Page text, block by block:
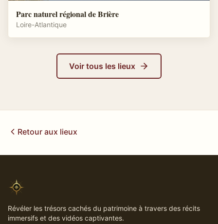
Parc naturel régional de Brière
Loire-Atlantique
Voir tous les lieux
Retour aux lieux
Révéler les trésors cachés du patrimoine à travers des récits
immersifs et des vidéos captivantes.